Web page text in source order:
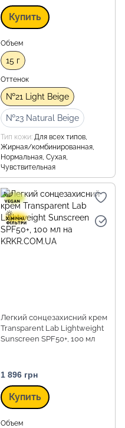
Купить
Объем
15 г
Оттенок
№21 Light Beige
№23 Natural Beige
Тип кожи Для всех типов,
Жирная/комбинированная,
Нормальная, Сухая,
Чувствительная
Легкий сонцезахисний крем
Transparent Lab Lightweight
Sunscreen SPF50+, 100 мл
1 896 грн
Купить
Объем